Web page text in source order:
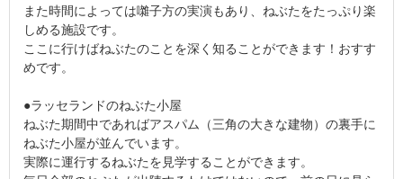
また時間によっては囃子方の実演もあり、ねぶたをたっぷり楽
しめる施設です。
ここに行けばねぶたのことを深く知ることができます！おすす
めです。
●ラッセランドのねぶた小屋
ねぶた期間中であればアスパム（三角の大きな建物）の裏手に
ねぶた小屋が並んでいます。
実際に運行するねぶたを見学することができます。